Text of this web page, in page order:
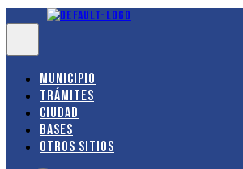
Municipio
Trámites
Ciudad
Bases
Otros sitios